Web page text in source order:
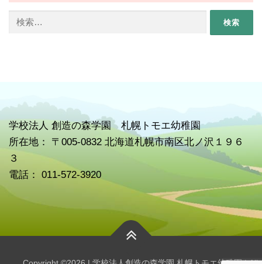
索:
学校法人 創造の森学園 札幌トモエ幼稚園
所在地： 〒005-0832 北海道札幌市南区北ノ沢１９６
３
電話： 011-572-3920